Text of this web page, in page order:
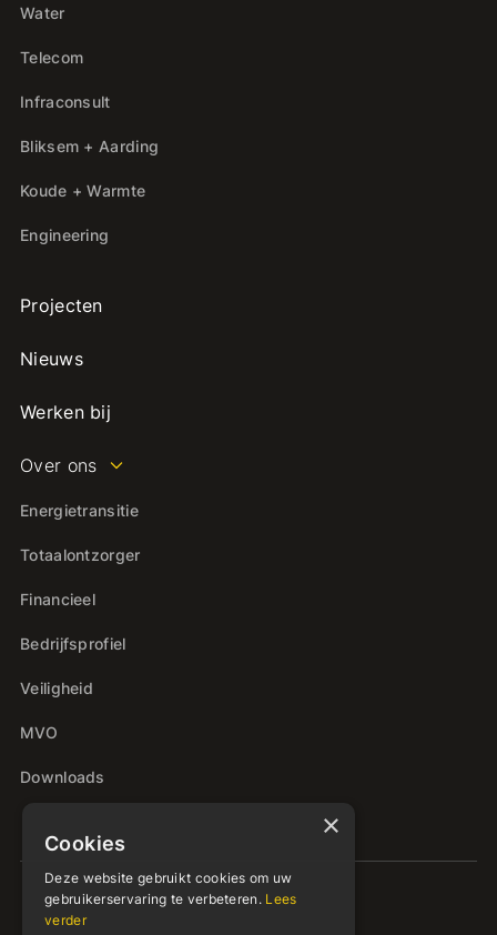
Water
Telecom
Infraconsult
Bliksem + Aarding
Koude + Warmte
Engineering
Projecten
Nieuws
Werken bij
Over ons
Energietransitie
Totaalontzorger
Financieel
Bedrijfsprofiel
Veiligheid
MVO
Downloads
×
Cookies
Deze website gebruikt cookies om uw
gebruikerservaring te verbeteren. Lees
verder